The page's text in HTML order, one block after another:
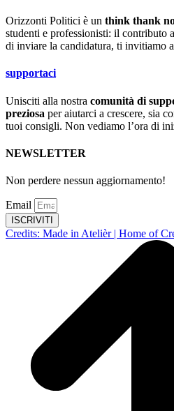
Orizzonti Politici è un think thank
studenti e professionisti: il contributo
di inviare la candidatura, ti invitiamo
supportaci
Unisciti alla nostra comunità di
preziosa per aiutarci a crescere, sia
tuoi consigli. Non vediamo l’ora di
NEWSLETTER
Non perdere nessun aggiornamento!
Email
ISCRIVITI
Credits: Made in Atelièr | Home of